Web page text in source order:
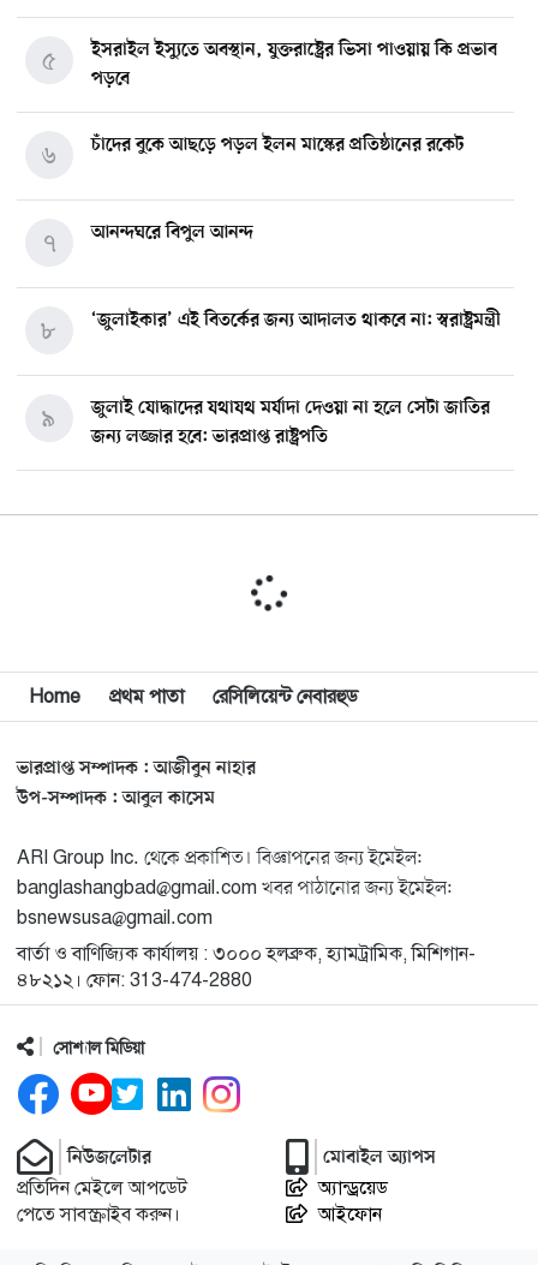
ইসরাইল ইস্যুতে অবস্থান, যুক্তরাষ্ট্রের ভিসা পাওয়ায় কি প্রভাব
পড়বে
৫
চাঁদের বুকে আছড়ে পড়ল ইলন মাস্কের প্রতিষ্ঠানের রকেট
৬
আনন্দঘরে বিপুল আনন্দ
৭
‘জুলাইকার’ এই বিতর্কের জন্য আদালত থাকবে না: স্বরাষ্ট্রমন্ত্রী
৮
জুলাই যোদ্ধাদের যথাযথ মর্যাদা দেওয়া না হলে সেটা জাতির
জন্য লজ্জার হবে: ভারপ্রাপ্ত রাষ্ট্রপতি
৯
১০
মিশিগানে দক্ষিণ সুরমা ওয়েলফেয়ার অ্যাসোসিয়েশনের
বিশ্বজুড়ে কূটনৈতিক পুনর্বিন্যাস, ৫ অঞ্চলে মিশন বন্ধ করছে
যুক্তরাষ্ট্র
১২
মিশিগানে ফ্রেন্ডস এন্ড ফ্যামিলির বনভোজনে প্রাণের উচ্ছ্বাস
১৩
মিশিগানে ডেমোক্র্যাটদের প্রাইমারিতে আল-সাইয়েদকে হারাতে
কেন এত মরিয়া ইসারায়েলি লবি এআইপ্যাক
১৪
মুনা দাওয়াহ কনফারেন্স ২০২৬ সম্পর্কে প্রেস ব্রিফিং
১৫
শেখ হাসিনার সঙ্গে সংবাদ সম্মেলনে থাকছেন সাকিব আল
হাসান
১৬
যুক্তরাষ্ট্রকে ছাড়ে বাধ্য করতে কোন কৌশলে ওয়াশিংটনের ওপর
চাপ বাড়াচ্ছে ইরান
১৭
১৮
Home প্রথম পাতা রেসিলিয়েন্ট নেবারহুড
ভারপ্রাপ্ত সম্পাদক : আজীবুন নাহার
উপ-সম্পাদক : আবুল কাসেম
ARI Group Inc. থেকে প্রকাশিত। বিজ্ঞাপনের জন্য ইমেইল:
banglashangbad@gmail.com খবর পাঠানোর জন্য ইমেইল:
bsnewsusa@gmail.com
বার্তা ও বাণিজ্যিক কার্যালয় : ৩০০০ হলব্রুক, হ্যামট্রামিক, মিশিগান-
৪৮২১২। ফোন: 313-474-2880
সোশ্যাল মিডিয়া
নিউজলেটার
প্রতিদিন মেইলে আপডেট
পেতে সাবস্ক্রাইব করুন।
মোবাইল অ্যাপস
অ্যান্ড্রয়েড
আইফোন